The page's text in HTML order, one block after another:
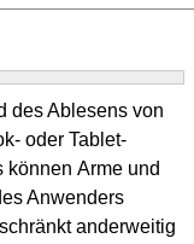
des Ablesens von
oder Tablet-
können Arme und
Anwenders
anderweitig